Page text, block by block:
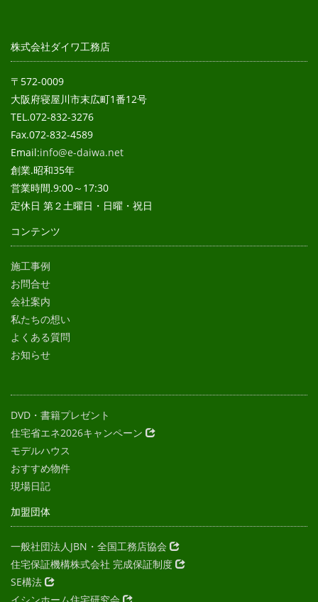
株式会社ダイワ工務店
〒572-0009
大阪府寝屋川市末広町1番12号
TEL.072-832-3276
Fax.072-832-4589
Email:info@e-daiwa.net
創業.昭和35年
営業時間.9:00～17:30
定休日 第２土曜日・日曜・祝日
コンテンツ
施工事例
お問合せ
会社案内
私たちの想い
よくある質問
お知らせ
DVD・書籍プレゼント
住宅省エネ2026キャンペーン
モデルハウス
おすすめ物件
現場日記
加盟団体
一般社団法人JBN・全国工務店協会
住宅保証機構株式会社 完成保証制度
SE構法